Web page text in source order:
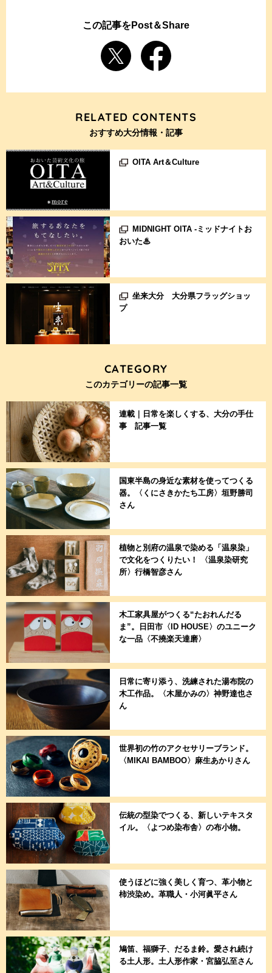
この記事をPost＆Share
RELATED CONTENTS
おすすめ大分情報・記事
OITA Art＆Culture
MIDNIGHT OITA -ミッドナイトお
おいた♨
坐来大分 大分県フラッグショッ
プ
CATEGORY
このカテゴリーの記事一覧
連載｜日常を楽しくする、大分の手仕
事 記事一覧
国東半島の身近な素材を使ってつくる
器。〈くにさきかたち工房〉垣野勝司
さん
植物と別府の温泉で染める「温泉染」
で文化をつくりたい！ 〈温泉染研究
所〉行橋智彦さん
木工家具屋がつくる“たおれんだる
ま”。日田市〈ID HOUSE〉のユニーク
な一品〈不撓楽天達磨〉
日常に寄り添う、洗練された湯布院の
木工作品。〈木屋かみの〉神野達也さ
ん
世界初の竹のアクセサリーブランド。
〈MIKAI BAMBOO〉麻生あかりさん
伝統の型染でつくる、新しいテキスタ
イル。〈よつめ染布舎〉の布小物。
使うほどに強く美しく育つ、革小物と
柿渋染め。革職人・小河眞平さん
鳩笛、福獅子、だるま鈴。愛され続け
る土人形。土人形作家・宮脇弘至さん